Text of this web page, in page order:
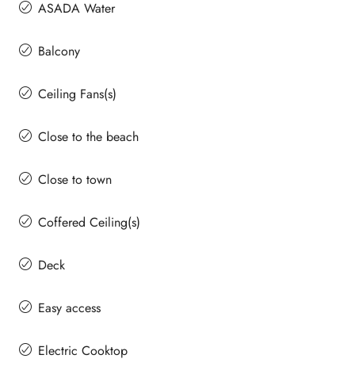
ASADA Water
Balcony
Ceiling Fans(s)
Close to the beach
Close to town
Coffered Ceiling(s)
Deck
Easy access
Electric Cooktop